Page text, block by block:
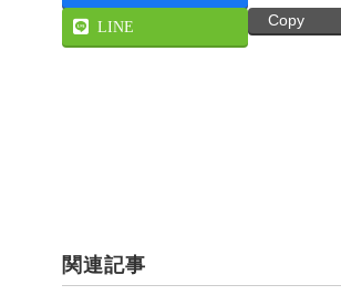
LINE Copy
関連記事